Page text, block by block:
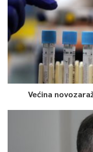
Studija je ipak pokazala
nacionalnu ekonomiju
korist migracionih
Bosna i Hercegovina u
posmatra stopa
posmatraju i drugi
Većina